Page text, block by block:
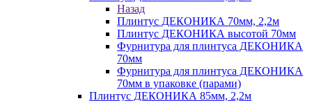
Назад
Плинтус ДЕКОНИКА 70мм, 2,2м
Плинтус ДЕКОНИКА высотой 70мм
Фурнитура для плинтуса ДЕКОНИКА
70мм
Фурнитура для плинтуса ДЕКОНИКА
70мм в упаковке (парами)
Плинтус ДЕКОНИКА 85мм, 2,2м